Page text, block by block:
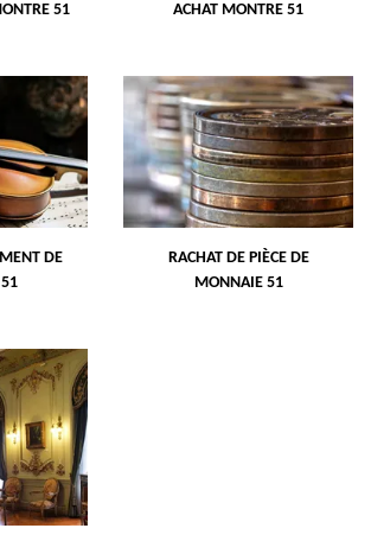
51 ACHAT MONTRE 51
DE
RACHAT DE PIÈCE DE
MONNAIE 51